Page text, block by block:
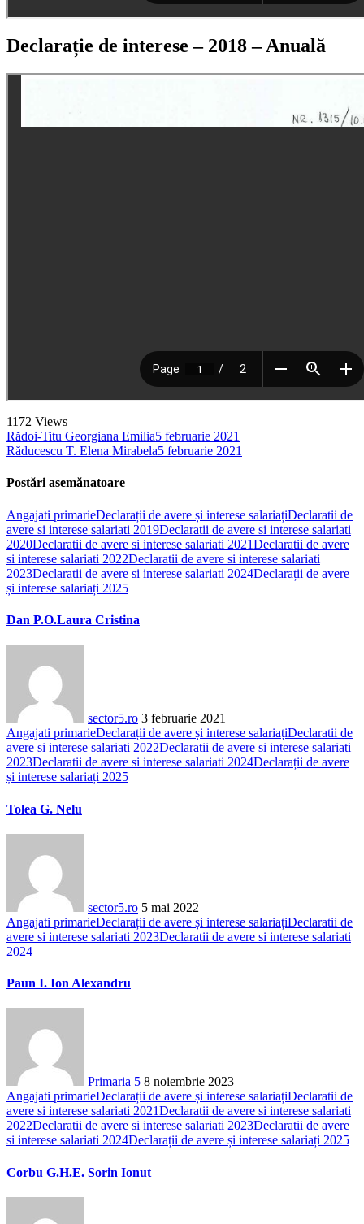
Declarație de interese – 2018 – Anuală
1172 Views
Rădoi-Titu Georgiana Emilia5 februarie 2021
Răducescu T. Elena Mirabela5 februarie 2021
Postări asemănatoare
Angajati primarieDeclarații de avere și interese salariațiDeclaratii de
avere si interese salariati 2019Declaratii de avere si interese salariati
2020Declaratii de avere si interese salariati 2021Declaratii de avere
si interese salariati 2022Declaratii de avere si interese salariati
2023Declaratii de avere si interese salariati 2024Declarații de avere
și interese salariați 2025
Dan P.O.Laura Cristina
sector5.ro 3 februarie 2021
Angajati primarieDeclarații de avere și interese salariațiDeclaratii de
avere si interese salariati 2022Declaratii de avere si interese salariati
2023Declaratii de avere si interese salariati 2024Declarații de avere
și interese salariați 2025
Tolea G. Nelu
sector5.ro 5 mai 2022
Angajati primarieDeclarații de avere și interese salariațiDeclaratii de
avere si interese salariati 2023Declaratii de avere si interese salariati
2024
Paun I. Ion Alexandru
Primaria 5 8 noiembrie 2023
Angajati primarieDeclarații de avere și interese salariațiDeclaratii de
avere si interese salariati 2021Declaratii de avere si interese salariati
2022Declaratii de avere si interese salariati 2023Declaratii de avere
si interese salariati 2024Declarații de avere și interese salariați 2025
Corbu G.H.E. Sorin Ionut